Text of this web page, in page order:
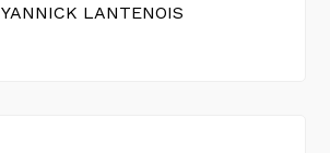
YANNICK LANTENOIS